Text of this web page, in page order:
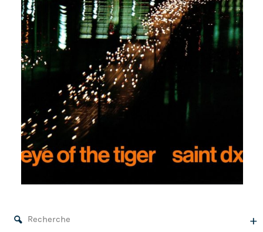
SAINT DX
A